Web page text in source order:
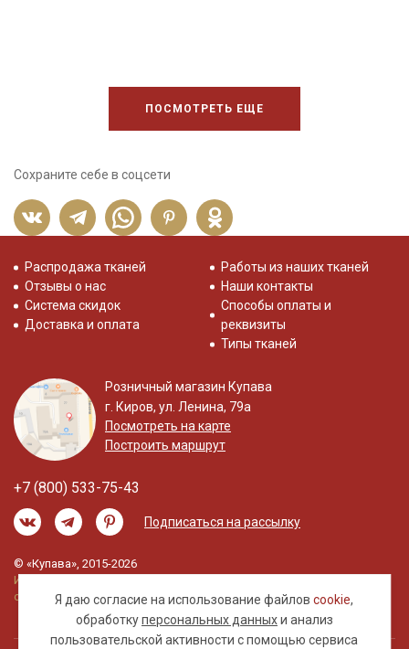
ПОСМОТРЕТЬ ЕЩЕ
Сохраните себе в соцсети
Я даю согласие на использование файловcookie,
обработкуперсональных данныхи анализ
пользовательской активности с помощью сервиса
Распродажа тканей
Отзывы о нас
Система скидок
Доставка и оплата
Работы из наших тканей
Наши контакты
Способы оплаты и
реквизиты
Типы тканей
Розничный магазин Купава
г. Киров, ул. Ленина, 79а
Посмотреть на карте
Построить маршрут
+7 (800) 533-75-43
Подписаться на рассылку
© «Купава», 2015-2026
Информация на сайте не является публичной
офертой.